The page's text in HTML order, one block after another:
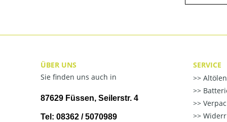
ÜBER UNS
Sie finden uns auch in
87629 Füssen, Seilerstr. 4
Tel: 08362 / 5070989
SERVICE